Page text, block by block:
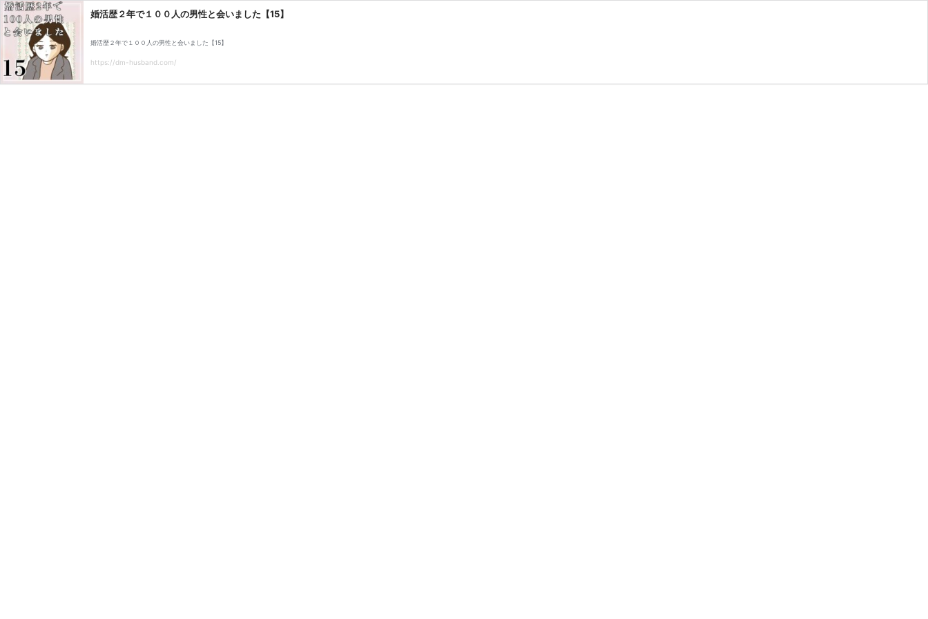
婚活歴２年で１００人の男性と会いました【15】
婚活歴２年で１００人の男性と会いました【15】
https://dm-husband.com/